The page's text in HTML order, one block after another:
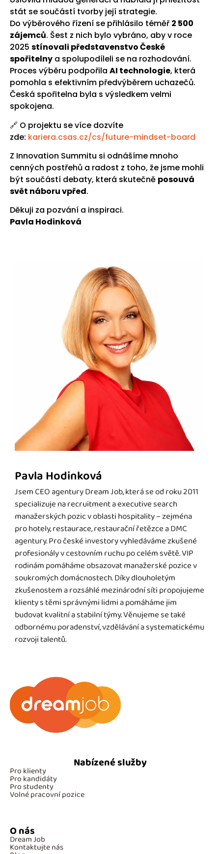
stát se součástí tvorby její strategie.
Do výběrového řízení se přihlásilo téměř2 500
zájemců. Šest z nich bylo vybráno, aby v roce
2025 stínovali představenstvo České
spořitelny a spolupodíleli se na rozhodování.
Proces výběru podpořila AI technologie, která
pomohla s efektivním předvýběrem uchazečů.
Česká spořitelna byla s výsledkem velmi
spokojena.
🔗 O projektu se více dozvíte
zde: kariera.csas.cz/cs/future-mindset-board
Z Innovation Summitu si odnášíme mnoho
cenných postřehů a radost z toho, že jsme mohli
být součástí debaty, která skutečně posouvá
svět náboru vpřed.
Děkuji za pozvání a inspiraci.
Pavla Hodinková
Pavla Hodinková
Jsem CEO agentury Dream Job, která se od roku 2011
specializuje na recruitment a executive search
manažerských pozic v oblasti hospitality – zejména
pro hotely, restaurace, restaurační řetězce a DMC
agentury. Pro české investory vyhledáváme zkušené
profesionály v cestovním ruchu po celém světě. VIP
rodinám pomáháme obsazovat manažerské pozice v
soukromých domácnostech. Díky dlouholetým
zkušenostem a rozsáhlé mezinárodní síti propojujeme
klienty s těmi správnými lidmi a pomáháme jim
budovat kvalitní a stabilní týmy. Věnujeme se také
odbornému poradenství, vzdělávání a systematickému
rozvoji talentů.
Nabízené služby
Pro klienty
Pro kandidáty
Pro studenty
Volné pracovní pozice
O nás
Dream Job
Kontaktujte nás